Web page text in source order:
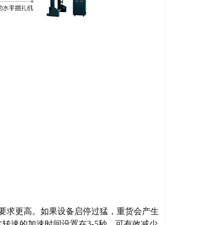
求更高。如果设备启停过猛，重货会产生